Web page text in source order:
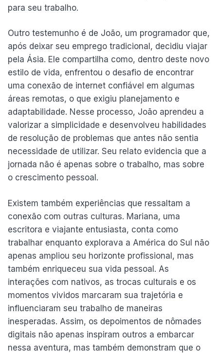
para seu trabalho.
Outro testemunho é de João, um programador que,
após deixar seu emprego tradicional, decidiu viajar
pela Ásia. Ele compartilha como, dentro deste novo
estilo de vida, enfrentou o desafio de encontrar
uma conexão de internet confiável em algumas
áreas remotas, o que exigiu planejamento e
adaptabilidade. Nesse processo, João aprendeu a
valorizar a simplicidade e desenvolveu habilidades
de resolução de problemas que antes não sentia
necessidade de utilizar. Seu relato evidencia que a
jornada não é apenas sobre o trabalho, mas sobre
o crescimento pessoal.
Existem também experiências que ressaltam a
conexão com outras culturas. Mariana, uma
escritora e viajante entusiasta, conta como
trabalhar enquanto explorava a América do Sul não
apenas ampliou seu horizonte profissional, mas
também enriqueceu sua vida pessoal. As
interações com nativos, as trocas culturais e os
momentos vividos marcaram sua trajetória e
influenciaram seu trabalho de maneiras
inesperadas. Assim, os depoimentos de nômades
digitais não apenas inspiram outros a embarcar
nessa aventura, mas também demonstram que o